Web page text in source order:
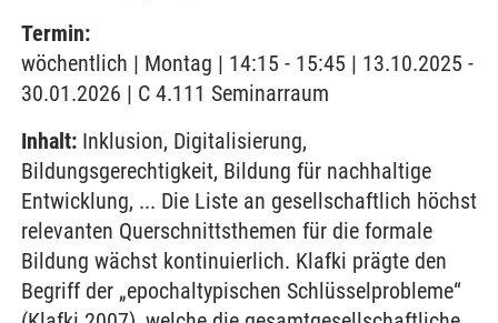
Termin:
wöchentlich | Montag | 14:15 - 15:45 | 13.10.2025 -
30.01.2026 | C 4.111 Seminarraum
Inhalt: Inklusion, Digitalisierung,
Bildungsgerechtigkeit, Bildung für nachhaltige
Entwicklung, ... Die Liste an gesellschaftlich höchst
relevanten Querschnittsthemen für die formale
Bildung wächst kontinuierlich. Klafki prägte den
Begriff der „epochaltypischen Schlüsselprobleme“